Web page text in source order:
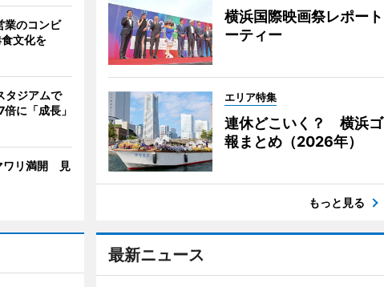
横浜国際映画祭レポー
ーティー
エリア特集
連休どこいく？ 横浜ゴ
報まとめ（2026年）
もっと見る
最新ニュース
業のコンビ
文化を
タジアムで
に「成長」
ワリ満開 見